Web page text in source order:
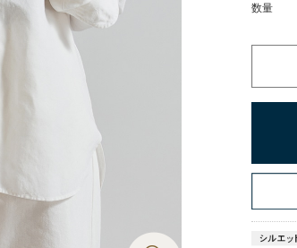
数量